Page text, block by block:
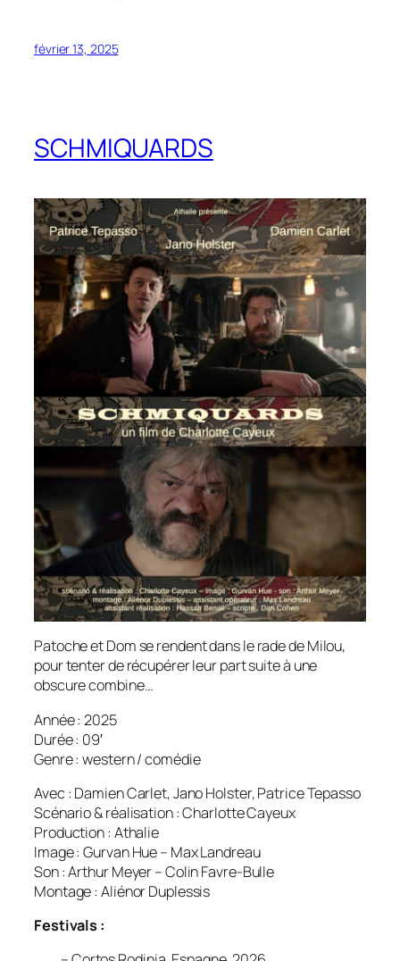
février 13, 2025
SCHMIQUARDS
Patoche et Dom se rendent dans le rade de Milou,
pour tenter de récupérer leur part suite à une
obscure combine…
Année : 2025
Durée : 09′
Genre : western / comédie
Avec : Damien Carlet, Jano Holster, Patrice Tepasso
Scénario & réalisation : Charlotte Cayeux
Production : Athalie
Image : Gurvan Hue – Max Landreau
Son : Arthur Meyer – Colin Favre-Bulle
Montage : Aliénor Duplessis
Festivals :